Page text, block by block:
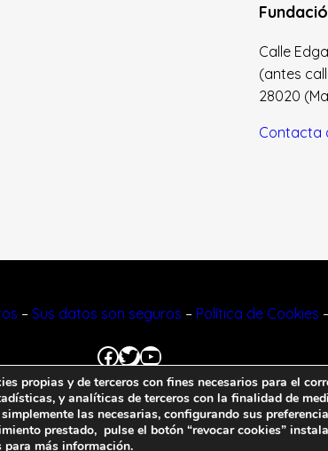
Calle
(antes
28020
Contacta
– Sus datos son seguros – Política de Cookies
Facebook
Twitter
YouTube
2023 FNFF | Todos los derechos reservados.
propias y de terceros con fines necesarios para el
y analíticas de terceros con la finalidad de
las necesarias, configurando sus
prestado, pulse el botón “revocar cookies”
para más información.